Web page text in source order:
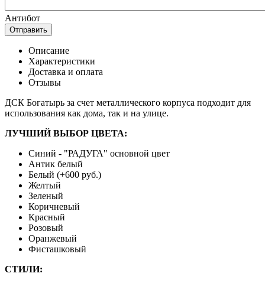
Антибот
Отправить
Описание
Характеристики
Доставка и оплата
Отзывы
ДСК Богатырь за счет металлического корпуса подходит для
использования как дома, так и на улице.
ЛУЧШИЙ ВЫБОР ЦВЕТА:
Синий - "РАДУГА" основной цвет
Антик белый
Белый (+600 руб.)
Желтый
Зеленый
Коричневый
Красный
Розовый
Оранжевый
Фисташковый
СТИЛИ: